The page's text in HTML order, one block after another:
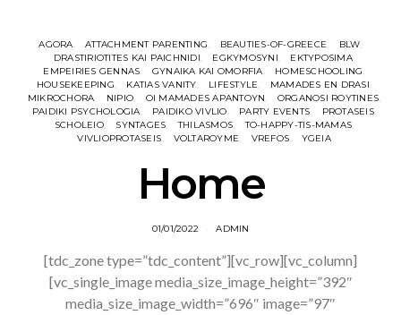
AGORA ATTACHMENT PARENTING BEAUTIES-OF-GREECE
BLW
DRASTIRIOTITES KAI PAICHNIDI
EGKYMOSYNI
EKTYPOSIMA
EMPEIRIES GENNAS
GYNAIKA KAI OMORFIA
HOMESCHOOLING
HOUSEKEEPING
KATIAS VANITY LIFESTYLE
MAMADES EN DRASI
MIKROCHORA
NIPIO OI MAMADES APANTOYN
ORGANOSI ROYTINES
PAIDIKI PSYCHOLOGIA
PAIDIKO VIVLIO PARTY EVENTS
PROTASEIS
SCHOLEIO
SYNTAGES THILASMOS
TO-HAPPY-TIS-MAMAS
VIVLIOPROTASEIS
VOLTAROYME VREFOS YGEIA
Home
01/01/2022 ADMIN
[tdc_zone type=”tdc_content”][vc_row][vc_column]
[vc_single_image media_size_image_height=”392″
media_size_image_width=”696″ image=”97″